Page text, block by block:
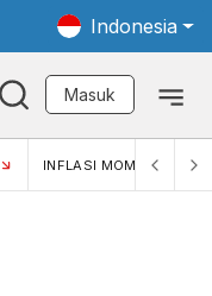
Indonesia
Masuk
INFLASI MOM (MAR)